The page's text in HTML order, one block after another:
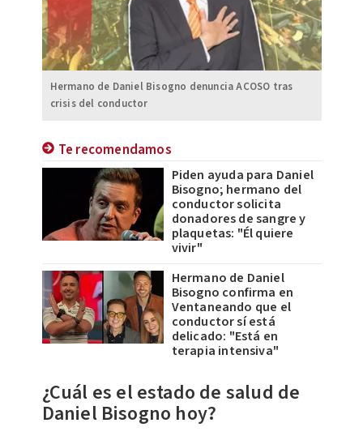
Hermano de Daniel Bisogno denuncia ACOSO tras
crisis del conductor
Te recomendamos
Piden ayuda para Daniel
Bisogno; hermano del
conductor solicita
donadores de sangre y
plaquetas: "Él quiere
vivir"
Hermano de Daniel
Bisogno confirma en
Ventaneando que el
conductor sí está
delicado: "Está en
terapia intensiva"
¿Cuál es el estado de salud de
Daniel Bisogno hoy?